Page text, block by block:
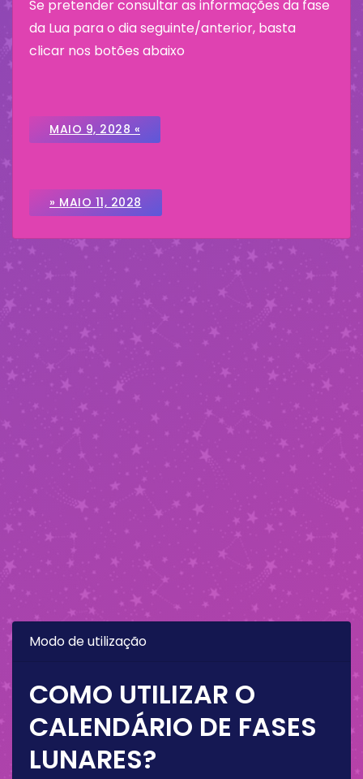
Se pretender consultar as informações da fase
da Lua para o dia seguinte/anterior, basta
clicar nos botões abaixo
MAIO 9, 2028 «
» MAIO 11, 2028
Modo de utilização
COMO UTILIZAR O
CALENDÁRIO DE FASES
LUNARES?